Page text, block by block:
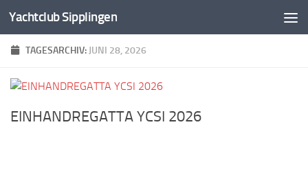
Zum Inhalt springen
Yachtclub Sipplingen
TAGESARCHIV: JUNI 28, 2026
EINHANDREGATTA YCSI 2026